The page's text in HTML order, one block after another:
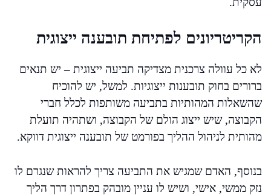
הקריטריונים לפתיחת תובענה ייצוגית
לא כל עוולה צרכנית מצדיקה תביעה ייצוגית – יש תנאים
ברורים בחוק תובענות ייצוגיות. למשל, יש להוכיח
שהשאלות המהותיות בתביעה משותפות לכלל חברי
הקבוצה, שיש ייצוג הולם של הקבוצה, ושתהיה תועלת
מהותית לניהול ההליך בפורמט של תובענה ייצוגית דווקא.
בנוסף, האדם שמגיש את התביעה צריך להראות שנגרם לו
נזק ממשי, אישי, ושיש לו עניין מובהק בפתרון דרך הליך